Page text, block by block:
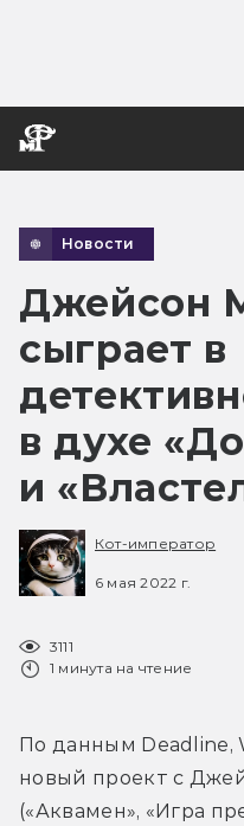
Новости
Джейсон
сыграет в
в духе
и
Кот-император
6 мая 2022 г.
3111
1 минута на чтение
По данным Deadline,
новый проект с
(«Аквамен», «Игра